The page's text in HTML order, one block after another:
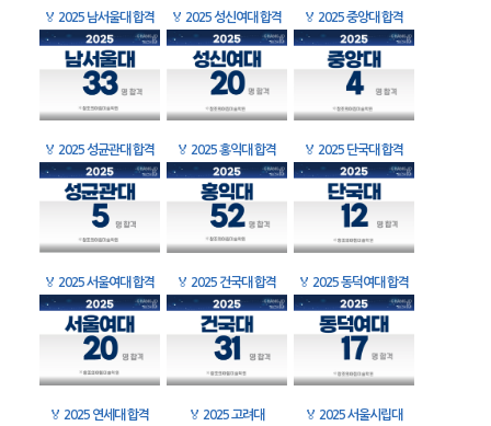
🏅 2025 남서울대 합격 🏅 2025 성신여대 합격 🏅 2025 중앙대 합격
🏅 2025 성균관대 합격 🏅 2025 홍익대 합격 🏅 2025 단국대 합격
🏅 2025 서울여대 합격 🏅 2025 건국대 합격 🏅 2025 동덕여대 합격
🏅 2025 연세대 합격 🏅 2025 고려대 🏅 2025 서울시립대